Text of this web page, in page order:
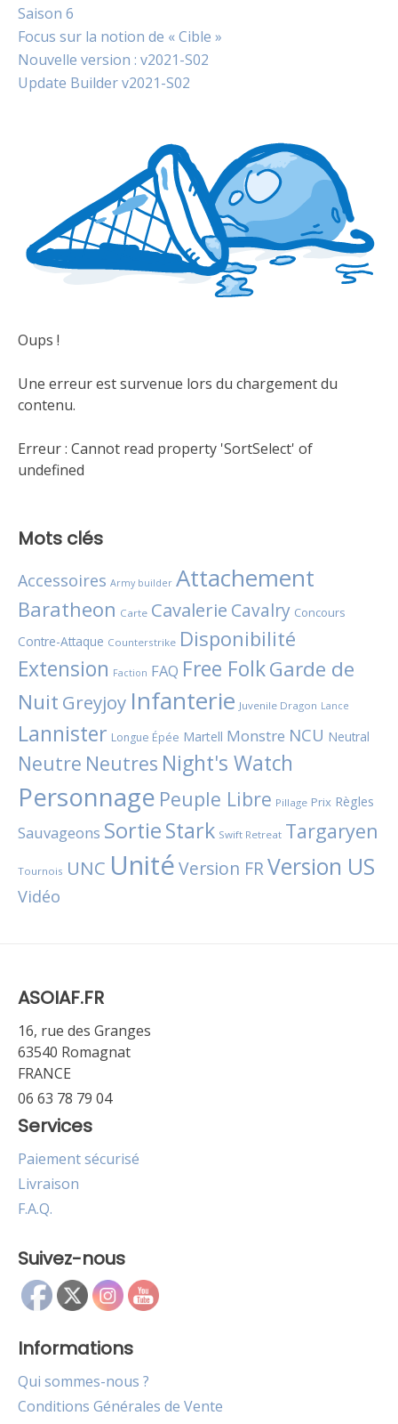
Saison 6
Focus sur la notion de « Cible »
Nouvelle version : v2021-S02
Update Builder v2021-S02
Oups !
Une erreur est survenue lors du chargement du
contenu.
Erreur : Cannot read property 'SortSelect' of
undefined
Mots clés
Accessoires Army builder Attachement
Baratheon Carte Cavalerie Cavalry Concours
Contre-Attaque Counterstrike Disponibilité
Extension Faction FAQ Free FolkGarde de
Nuit Greyjoy Infanterie Juvenile Dragon Lance
Lannister Longue Épée Martell Monstre NCU Neutral
Neutre Neutres Night's Watch
Personnage Peuple Libre Pillage Prix Règles
Sauvageons SortieStark Swift Retreat Targaryen
Tournois UNC UnitéVersion FRVersion US
Vidéo
ASOIAF.FR
16, rue des Granges
63540 Romagnat
FRANCE
06 63 78 79 04
Services
Paiement sécurisé
Livraison
F.A.Q.
Suivez-nous
Informations
Qui sommes-nous ?
Conditions Générales de Vente